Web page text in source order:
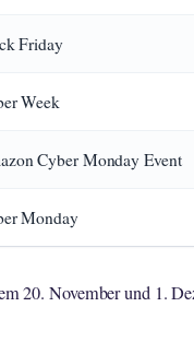
Friday
Week
Cyber Monday Event
Monday
20. November und 1.